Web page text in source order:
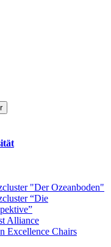
"Der Ozeanboden"
“Die
Alliance
Excellence Chairs